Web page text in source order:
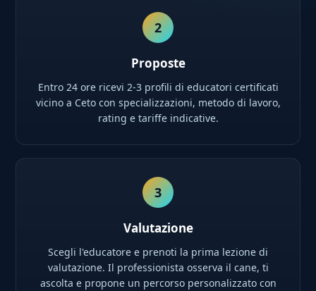
2
Proposte
Entro 24 ore ricevi 2-3 profili di educatori certificati
vicino a Ceto con specializzazioni, metodo di lavoro,
rating e tariffe indicative.
3
Valutazione
Scegli l'educatore e prenoti la prima lezione di
valutazione. Il professionista osserva il cane, ti
ascolta e propone un percorso personalizzato con